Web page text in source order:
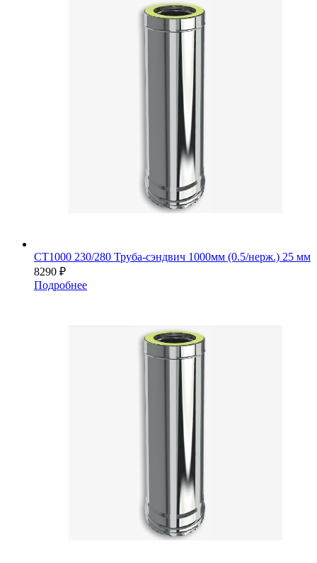
СТ1000 230/280 Труба-сэндвич 1000мм (0.5/нерж.) 25 мм
8290 ₽
Подробнее